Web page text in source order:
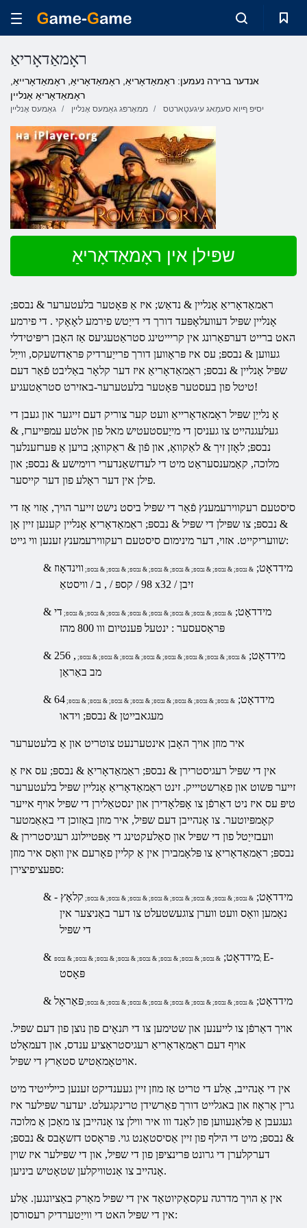
ראָמאַדאָריאַ
אנדער ברירה נעמען: ראָמאַדאָריאַ, ראָמאַדאָריאַ, ראָמאַדאָרייאַ,
ראָמאַדאָריאַ אָנליין
גאַמעס אָנליין ממאָרפּג גאַמעס אָנליין יסיּפ ףיוא סעמַאג עיגעטַארטס
שפּילן אין ראָמאַדאָריאַ
ראַמאַדאָריאַ אָנליין & נדאַש; איז אַ פּאָטער בלעטערער & נבספּ;
אָנליין שפּיל דעוועלאָפּעד דורך די דייַטש פירמע לאָאָקי . די פירמע
האט ברייט דערפאַרונג אין קריייטינג סטראַטעגיעס אַז האָבן ריפּיטידלי
געווען & נבספּ; עס איז פּראָווען דורך פרייַערדיק פּראַדזשעקס, ווייַל
שפּיל אָנליין & נבספּ; ראַמאַדאָריאַ איז דער קלאָר באַליבט פֿאַר דעם
טיטל פון בעסטער פּאָטער בלעטערער-באזירט סטראַטעגיע!
אָ נלייַן שפּיל ראָמאַדאָרייאַ וועט קער צוריק דעם זייגער און געבן די
געלעגנהייט צו געניסן די מייַעסטעטיש מאל פון אלטע עמפּייערז, &
נבספּ; לאָזן זיך & לאַקוואָ, און פֿון & ראַקוואָ; בויען אַ פּערזענלעך
מלוכה, קאַמענסעראַט מיט די לעדזשאַנדערי רוימישע & נבספּ; און
פילן אין דער ראָלע פון ​​דער קייסער.
סיסטעם רעקווירעמענץ פֿאַר די שפּיל ביסט נישט זייער הויך, אַזוי אַז די
& נבספּ; צו שפּילן די שפּיל & נבספּ; ראַמאַדאָריאַ אָנליין קענען זיין אָן
שוועריקייט. אזוי, דער מינימום סיסטעם רעקווירעמענץ זענען ווי גייט:
& מידדאָט; & נבספּ; & נבספּ; & נבספּ; & נבספּ; & נבספּ; & נבספּ; & נבספּ; & נבספּ; ווינדאָוז
98 / קספּ /
, ב / וויסטאַ x32 / זיבן
& מידדאָט; & נבספּ; & נבספּ; & נבספּ; & נבספּ; & נבספּ; & נבספּ; & נבספּ; & נבספּ; די
פּראַסעסער : ינטעל פּענטיום ווו 800 מהז
& מידדאָט; & נבספּ; & נבספּ; & נבספּ; & נבספּ; & נבספּ; & נבספּ; & נבספּ; & נבספּ;
, 256
מב באַראַן
& מידדאָט; & נבספּ; & נבספּ; & נבספּ; & נבספּ; & נבספּ; & נבספּ; & נבספּ; & נבספּ; 64
מעגאבייטן & נבספּ; וידאו
איר מוזן אויך האָבן אינטערנעט צוטריט און אַ בלעטערער
אין די שפּיל רעגיסטרירן & נבספּ; ראַמאַדאָריאַ & נבספּ; עס איז אַ
זייער פּשוט און פאַרשטיייק. זינט ראַמאַדאָריאַ אָנליין שפּיל בלעטערער
טיפּ עס איז ניט דאַרפֿן צו אָפּלאָדירן און ינסטאַלירן די שפּיל אויף אייער
קאָמפּיוטער. צו אָנהייבן דעם שפּיל, איר מוזן באַזוכן די באַאַמטער
וועבזייַטל פון די שפּיל און סאַלעקטינג די אָפּטיילונג רעגיסטרירן &
נבספּ; ראַמאַדאָריאַ צו פּלאָמבירן אין אַ קליין פאָרעם אין וואָס איר מוזן
ספּעציפיצירן:
& מידדאָט; & נבספּ; & נבספּ; & נבספּ; & נבספּ; & נבספּ; & נבספּ; & נבספּ; & נבספּ; קלאָץ -
נאָמען וואָס וועט ווערן צוגעשטעלט צו דער באַניצער אין
די שפּיל
& מידדאָט;& נבספּ; & נבספּ; & נבספּ; & נבספּ; & נבספּ; & נבספּ; & נבספּ; & נבספּ; E-
פּאָסט
& מידדאָט; & נבספּ; & נבספּ; & נבספּ; & נבספּ; & נבספּ; & נבספּ; & נבספּ; & נבספּ; פּאַראָל
אויך דאַרפֿן צו לייענען און שטימען צו די תּנאָים פון נוצן פון דעם שפּיל.
אויף דעם ראַמאַדאָריאַ רעגיסטראַציע ענדס, און דעמאָלט
אויטאָמאַטיש סטאַרץ די שפּיל.
אין די אָנהייב, אַלע די טריט אַז מוזן זיין געענדיקט זענען כיילייטיד מיט
גרין אַראָוז און באגלייט דורך פאַרשידן טרינקגעלט. יעדער שפּילער איז
געגעבן אַ פּלאַנעווען פון לאַנד ווו איר ווילן צו אָנהייבן צו מאַכן אַ מלוכה
& נבספּ; מיט די הילף פון זיין אַסיסטאַנט גוי. פּראָסט דזשאָבס & נבספּ;
דערקלערן די גרונט פּרינציפּן פון די שפּיל, און די שפּילער איז שוין
אָנהייב צו אַנטוויקלען שטאָטיש ביניען.
אין אַ הויך מדרגה עקסאַקיוטאַד אין די שפּיל מאַרק באַציונגען. אַלע
אין די שפּיל האט די ווייַטערדיק רעסורסן: